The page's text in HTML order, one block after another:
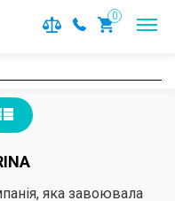
0
яка завоювала